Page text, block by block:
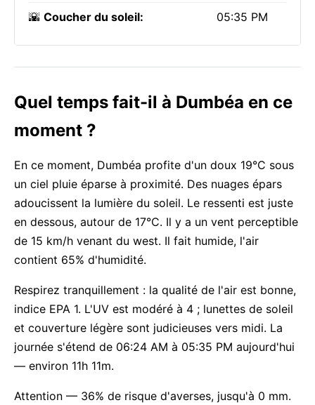
🌇 Coucher du soleil: 05:35 PM
Quel temps fait-il à Dumbéa en ce
moment ?
En ce moment, Dumbéa profite d'un doux 19°C sous
un ciel pluie éparse à proximité. Des nuages épars
adoucissent la lumière du soleil. Le ressenti est juste
en dessous, autour de 17°C. Il y a un vent perceptible
de 15 km/h venant du west. Il fait humide, l'air
contient 65% d'humidité.
Respirez tranquillement : la qualité de l'air est bonne,
indice EPA 1. L'UV est modéré à 4 ; lunettes de soleil
et couverture légère sont judicieuses vers midi. La
journée s'étend de 06:24 AM à 05:35 PM aujourd'hui
— environ 11h 11m.
Attention — 36% de risque d'averses, jusqu'à 0 mm.